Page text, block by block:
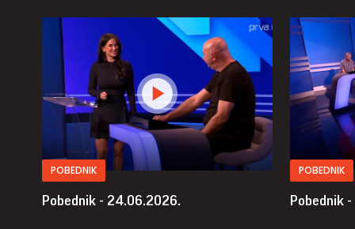
POBEDNIK
Pobednik - 24.06.2026.
POBEDNIK
Pobednik